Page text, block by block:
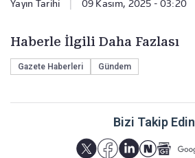
Yayın Tarihi | 09 Kasım, 2025 - 03:20
Haberle İlgili Daha Fazlası
Gazete Haberleri Gündem
Bizi Takip Edin